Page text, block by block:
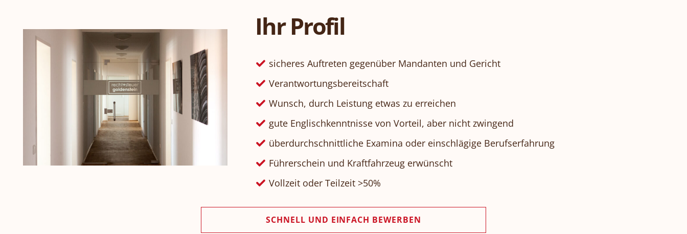
Ihr Profil
sicheres Auftreten gegenüber Mandanten und Gericht
Verantwortungsbereitschaft
Wunsch, durch Leistung etwas zu erreichen
gute Englischkenntnisse von Vorteil, aber nicht zwingend
überdurchschnittliche Examina oder einschlägige Berufserfahrung
Führerschein und Kraftfahrzeug erwünscht
Vollzeit oder Teilzeit >50%
SCHNELL UND EINFACH BEWERBEN